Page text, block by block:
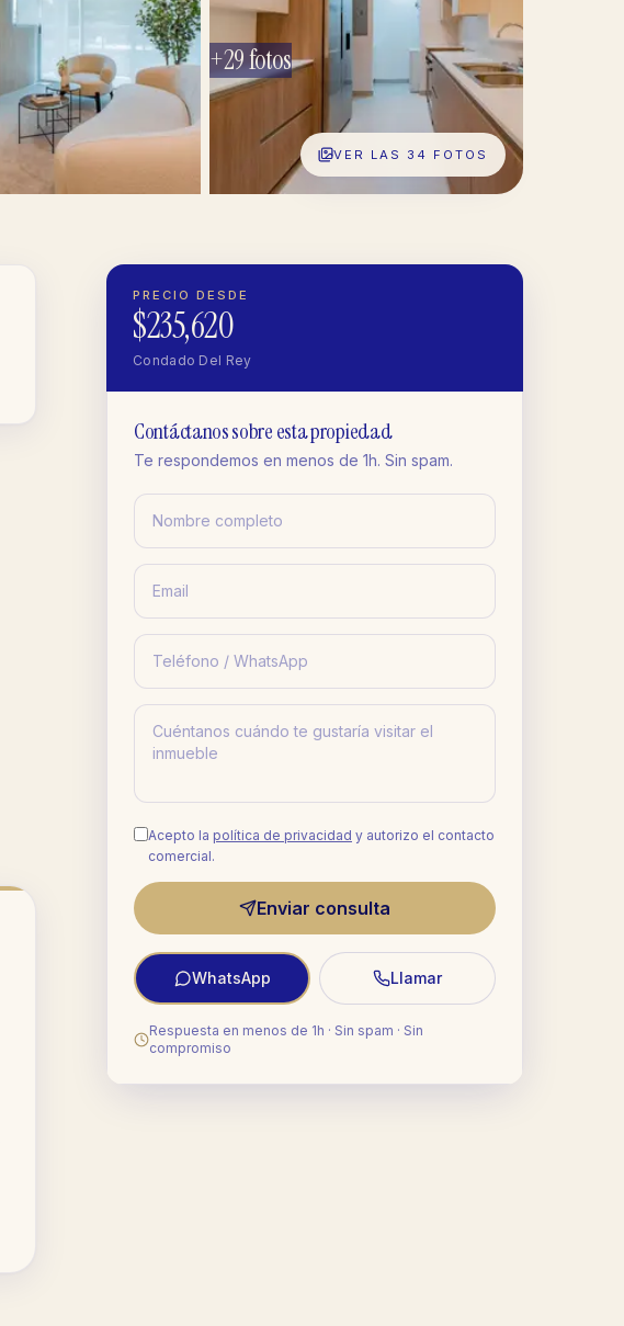
+29fotos
VER LAS 34 FOTOS
PRECIO DESDE
$235,620
Condado Del Rey
Contáctanos sobre esta propiedad
Te respondemos en menos de 1h. Sin spam.
Acepto la política de privacidad y autorizo el contacto
comercial.
Enviar consulta
WhatsApp Llamar
Respuesta en menos de 1h · Sin spam · Sin
compromiso